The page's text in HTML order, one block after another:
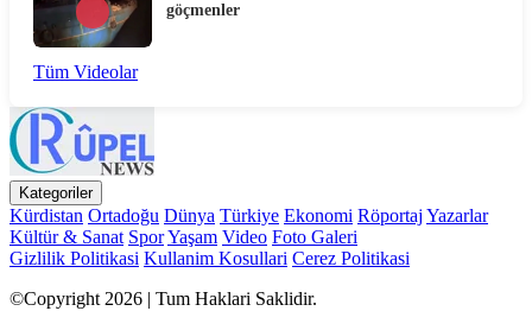
göçmenler
Tüm Videolar
Kategoriler
Kürdistan Ortadoğu Dünya Türkiye Ekonomi Röportaj Yazarlar
Kültür & Sanat SporYaşam Video Foto Galeri
Gizlilik Politikasi Kullanim Kosullari Cerez Politikasi
©Copyright 2026 | Tum Haklari Saklidir.